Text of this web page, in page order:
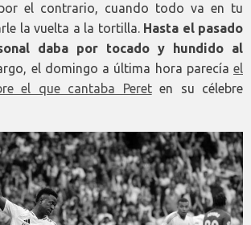
el contrario, cuando todo va en tu
la vuelta a la tortilla. Hasta el pasado
daba por tocado y hundido al
el domingo a última hora parecía el
el que cantaba Pereten su célebre